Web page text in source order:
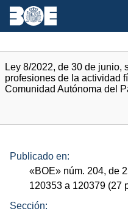
Ley 8/2022, de 30 de junio,
profesiones de la actividad
Comunidad Autónoma del
Publicado en:
«BOE» núm. 204, de
120353 a 120379 (27
Sección: